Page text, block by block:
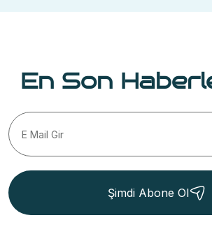
En Son
Şimdi Abone Ol